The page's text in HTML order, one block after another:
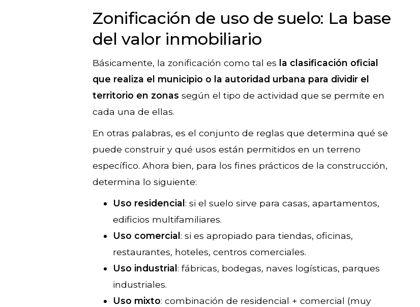
Zonificación de uso de suelo: La base
del valor inmobiliario
Básicamente, la zonificación como tal es la clasificación oficial
que realiza el municipio o la autoridad urbana para dividir el
territorio en zonas según el tipo de actividad que se permite en
cada una de ellas.
En otras palabras, es el conjunto de reglas que determina qué se
puede construir y qué usos están permitidos en un terreno
específico. Ahora bien, para los fines prácticos de la construcción,
determina lo siguiente:
Uso residencial: si el suelo sirve para casas, apartamentos,
edificios multifamiliares.
Uso comercial: si es apropiado para tiendas, oficinas,
restaurantes, hoteles, centros comerciales.
Uso industrial: fábricas, bodegas, naves logísticas, parques
industriales.
Uso mixto: combinación de residencial + comercial (muy